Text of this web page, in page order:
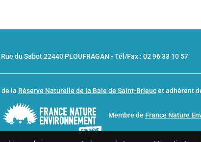
Rue du Sabot 22440 PLOUFRAGAN -Tél/Fax : 02 96 33 10 57
la Réserve Naturelle de la Baie de Saint-Brieucet adhérent
Membre de France Nature